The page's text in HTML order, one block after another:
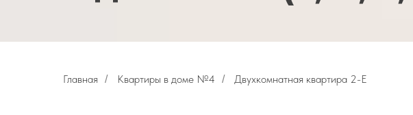
Главная / Квартиры в доме №4 / Двухкомнатная квартира 2-Е